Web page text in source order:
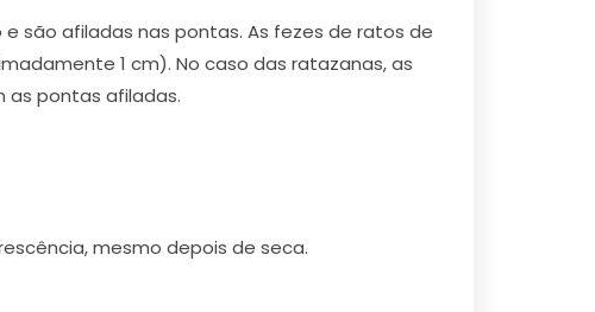
são afiladas nas pontas. As fezes de ratos de
1 cm). No caso das ratazanas, as
as pontas afiladas.
mesmo depois de seca.